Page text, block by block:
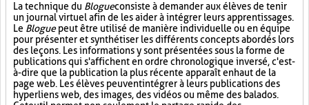
La technique du Blogueconsiste à demander aux élèves de tenir
un journal virtuel afin de les aider à intégrer leurs apprentissages.
Le Bloguepeut être utilisé de manière individuelle ou en équipe
pour présenter et synthétiser les différents concepts abordés lors
des leçons. Les informations y sont présentées sous la forme de
publications qui s'affichent en ordre chronologique inversé, c'est-
à-dire que la publication la plus récente apparaît en haut de la
page web. Les élèves peuvent intégrer à leurs publications des
hyperliens web, des images, des vidéos ou même des balados.